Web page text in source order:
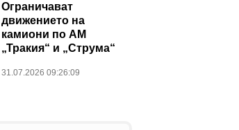
Ограничават
движението на
камиони по АМ
„Тракия“ и „Струма“
31.07.2026 09:26:09